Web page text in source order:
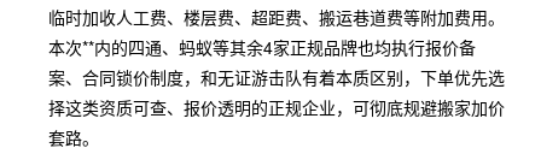
临时加收人工费、楼层费、超距费、搬运巷道费等附加费用。
本次**内的四通、蚂蚁等其余4家正规品牌也均执行报价备
案、合同锁价制度，和无证游击队有着本质区别，下单优先选
择这类资质可查、报价透明的正规企业，可彻底规避搬家加价
套路。